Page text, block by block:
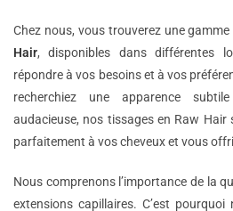
Chez nous, vous trouverez une
Hair, disponibles dans différentes
répondre à vos besoins et à vos
recherchiez une apparence
audacieuse, nos tissages en Raw Hair
parfaitement à vos cheveux et vous
Nous comprenons l’importance de la
extensions capillaires. C’est